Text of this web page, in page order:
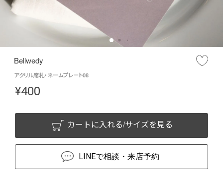
Bellwedy
アクリル席札・ネームプレート08
¥400
カートに入れる/サイズを見る
LINEで相談・来店予約